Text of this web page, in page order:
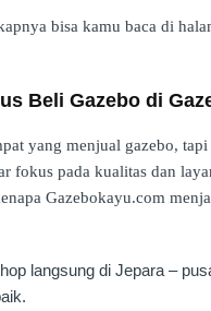
bisa kamu baca di
Beli Gazebo di
yang menjual gazebo,
fokus pada kualitas dan
Gazebokayu.com
langsung di Jepara –